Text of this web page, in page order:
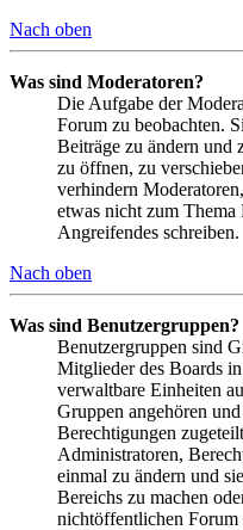
Nach oben
Was sind Moderatoren?
Die Aufgabe der
Forum zu beobachten.
Beiträge zu ändern und
zu öffnen, zu
verhindern
etwas nicht zum Thema
Angreifendes schreiben.
Nach oben
Was sind Benutzergruppen?
Benutzergruppen sind
Mitglieder des Boards
verwaltbare Einheiten
Gruppen angehören
Berechtigungen
Administratoren,
einmal zu ändern und
Bereichs zu machen
nichtöffentlichen Forum